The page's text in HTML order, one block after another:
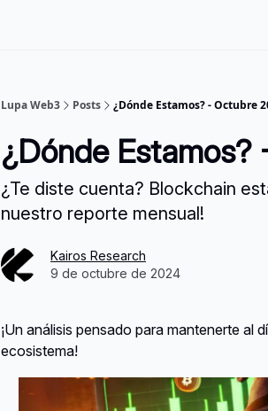
Lupa Web3 Posts ¿Dónde Estamos? - Octubre
¿Dónde
¿Te diste cuenta? Blockchain
nuestro reporte mensual!
Kairos Research
9 de octubre de 2024
¡Un análisis pensado para mantenerte al
ecosistema!‍‍‍